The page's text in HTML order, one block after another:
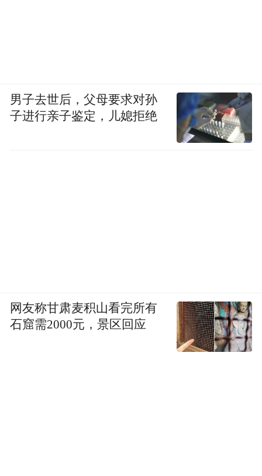
男子去世后，父母要求对孙
子进行亲子鉴定，儿媳拒绝
网友称甘肃麦积山看完所有
石窟需2000元，景区回应